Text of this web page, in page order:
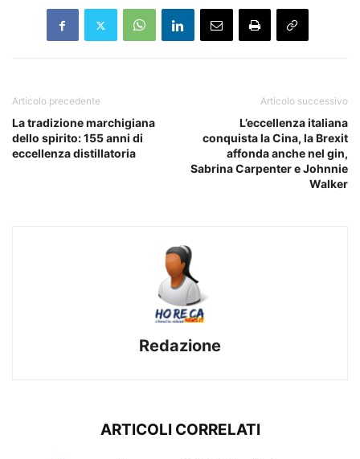
Articolo precedente
La tradizione marchigiana
dello spirito: 155 anni di
eccellenza distillatoria
Articolo successivo
L’eccellenza italiana
conquista la Cina, la Brexit
affonda anche nel gin,
Sabrina Carpenter e Johnnie
Walker
Redazione
ARTICOLI CORRELATI